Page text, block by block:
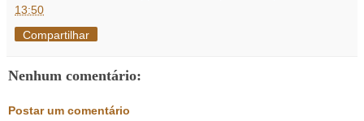
13:50
Compartilhar
Nenhum comentário:
Postar um comentário